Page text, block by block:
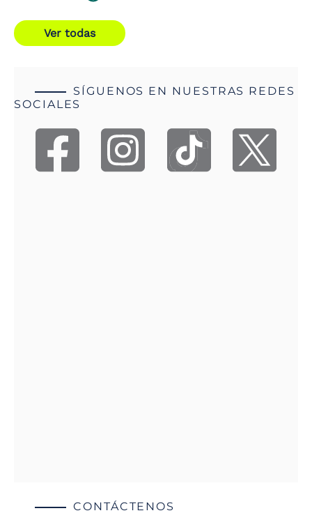
Ver todas
SÍGUENOS EN NUESTRAS REDES
SOCIALES
CONTÁCTENOS